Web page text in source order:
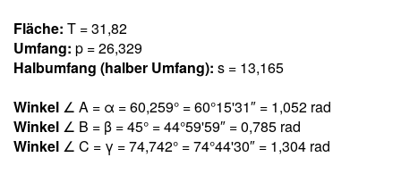
Fläche: T = 31,82
Umfang: p = 26,329
Halbumfang (halber Umfang): s = 13,165
Winkel ∠ A = α = 60,259° = 60°15'31″ = 1,052 rad
Winkel ∠ B = β = 45° = 44°59'59″ = 0,785 rad
Winkel ∠ C = γ = 74,742° = 74°44'30″ = 1,304 rad